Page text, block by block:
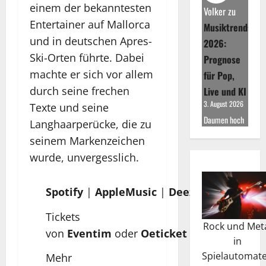
einem der bekanntesten
Entertainer auf Mallorca
und in deutschen Apres-
Ski-Orten führte. Dabei
machte er sich vor allem
durch seine frechen
Texte und seine
Langhaarperücke, die zu
seinem Markenzeichen
wurde, unvergesslich.
Spotify | AppleMusic | Deezer
Tickets
von Eventim oder Oeticket
Mehr
Volkerzu
Musiktrends
2026:
Prognose
für Pop,
Live und KI
3. August 2026
Daumen hoch
Rock und
in